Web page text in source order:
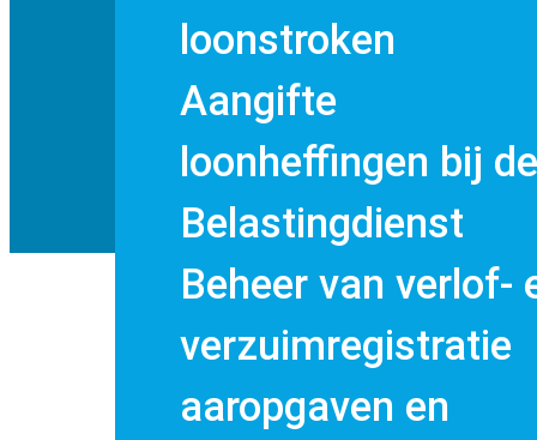
loonstroken
Aangifte
loonheffingen bij
Belastingdienst
Beheer van verlof-
verzuimregistratie
aaropgaven en